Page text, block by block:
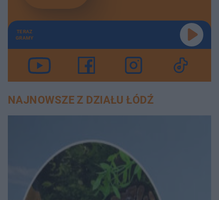
TERAZ
GRAMY
NAJNOWSZE Z DZIAŁU ŁÓDŹ